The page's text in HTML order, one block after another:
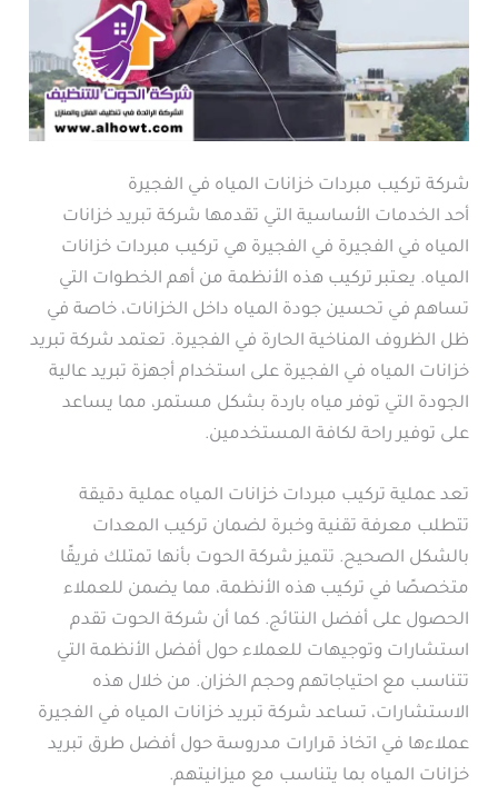
شركة تركيب مبردات خزانات المياه في الفجيرة
أحد الخدمات الأساسية التي تقدمها شركة تبريد خزانات
المياه في الفجيرة في الفجيرة هي تركيب مبردات خزانات
المياه. يعتبر تركيب هذه الأنظمة من أهم الخطوات التي
تساهم في تحسين جودة المياه داخل الخزانات، خاصة في
ظل الظروف المناخية الحارة في الفجيرة. تعتمد شركة تبريد
خزانات المياه في الفجيرة على استخدام أجهزة تبريد عالية
الجودة التي توفر مياه باردة بشكل مستمر، مما يساعد
على توفير راحة لكافة المستخدمين.
تعد عملية تركيب مبردات خزانات المياه عملية دقيقة
تتطلب معرفة تقنية وخبرة لضمان تركيب المعدات
بالشكل الصحيح. تتميز شركة الحوت بأنها تمتلك فريقًا
متخصصًا في تركيب هذه الأنظمة، مما يضمن للعملاء
الحصول على أفضل النتائج. كما أن شركة الحوت تقدم
استشارات وتوجيهات للعملاء حول أفضل الأنظمة التي
تتناسب مع احتياجاتهم وحجم الخزان. من خلال هذه
الاستشارات، تساعد شركة تبريد خزانات المياه في الفجيرة
عملاءها في اتخاذ قرارات مدروسة حول أفضل طرق تبريد
خزانات المياه بما يتناسب مع ميزانيتهم.